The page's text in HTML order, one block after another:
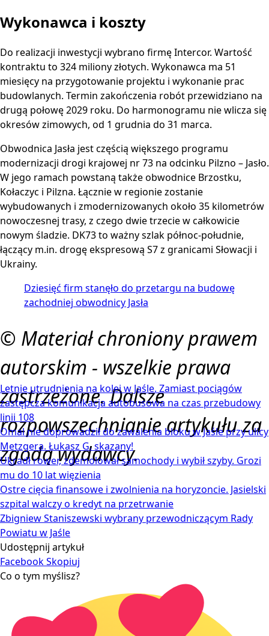
Wykonawca i koszty
Do realizacji inwestycji wybrano firmę Intercor. Wartość
kontraktu to 324 miliony złotych. Wykonawca ma 51
miesięcy na przygotowanie projektu i wykonanie prac
budowlanych. Termin zakończenia robót przewidziano na
drugą połowę 2029 roku. Do harmonogramu nie wlicza się
okresów zimowych, od 1 grudnia do 31 marca.
Obwodnica Jasła jest częścią większego programu
modernizacji drogi krajowej nr 73 na odcinku Pilzno – Jasło.
W jego ramach powstaną także obwodnice Brzostku,
Kołaczyc i Pilzna. Łącznie w regionie zostanie
wybudowanych i zmodernizowanych około 35 kilometrów
nowoczesnej trasy, z czego dwie trzecie w całkowicie
nowym śladzie. DK73 to ważny szlak północ-południe,
łączący m.in. drogę ekspresową S7 z granicami Słowacji i
Ukrainy.
Dziesięć firm stanęło do przetargu na budowę
zachodniej obwodnicy Jasła
© Materiał chroniony prawem
autorskim - wszelkie prawa
zastrzeżone. Dalsze
rozpowszechnianie artykułu za
zgodą wydawcy.
Letnie utrudnienia na kolei w Jaśle. Zamiast pociągów
zastępcza komunikacja autobusowa na czas przebudowy
linii 108
Omal nie doprowadził do zawalenia bloku w Jaśle przy ulicy
Metzgera. Łukasz G. skazany!
Ukradł rower, zdemolował samochody i wybił szyby. Grozi
mu do 10 lat więzienia
Ostre cięcia finansowe i zwolnienia na horyzoncie. Jasielski
szpital walczy o kredyt na przetrwanie
Zbigniew Staniszewski wybrany przewodniczącym Rady
Powiatu w Jaśle
Udostępnij artykuł
FacebookSkopiuj
Co o tym myślisz?